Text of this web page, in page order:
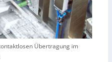
Übertragung im